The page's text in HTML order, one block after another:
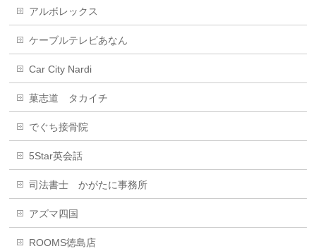
アルボレックス
ケーブルテレビあなん
Car City Nardi
菓志道 タカイチ
でぐち接骨院
5Star英会話
司法書士 かがたに事務所
アズマ四国
ROOMS徳島店